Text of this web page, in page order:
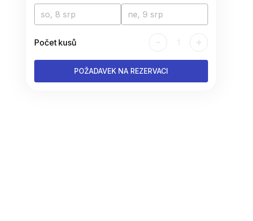
so, 8 srp
ne, 9 srp
Počet kusů - 1 +
POŽADAVEK NA REZERVACI